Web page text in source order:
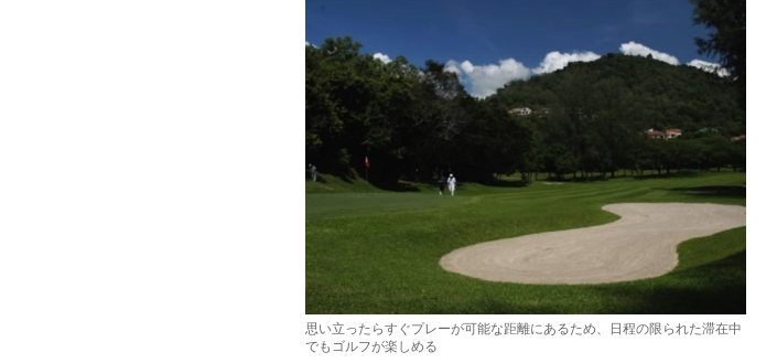
思い立ったらすぐプレーが可能な距離にあるため、日程の限られた滞在中
でもゴルフが楽しめる